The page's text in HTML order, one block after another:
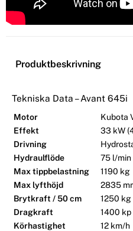
Produktbeskrivning
Tekniska Data – Avant 645i
Motor
Kubota
Effekt
33 kW
Drivning
Hydraulflöde
75 l/min
Max tippbelastning
1190 kg
Max lyfthöjd
2835
Brytkraft / 50 cm
1250 kg
Dragkraft
1400 kp
Körhastighet
12 km/h